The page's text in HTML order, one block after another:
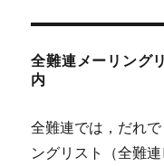
全難連メーリング
内
全難連では，だれ
ングリスト（全難